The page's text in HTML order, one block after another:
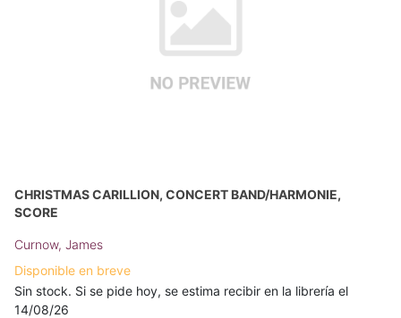
CHRISTMAS CARILLION, CONCERT BAND/HARMONIE,
SCORE
Curnow, James
Disponible en breve
Sin stock. Si se pide hoy, se estima recibir en la librería el
14/08/26